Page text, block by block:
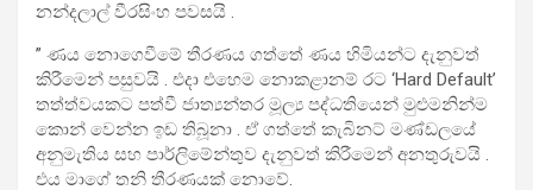
නන්දලාල් වීරසිංහ පවසයි .
” ණය නොගෙවීමේ තීරණය ගත්තේ ණය හිමියන්ට දැනුවත්
කිරීමෙන් පසුවයි . එදා එහෙම නොකළානම් රට ‘Hard Default’
තත්ත්වයකට පත්වී ජාත්‍යන්තර මූල්‍ය පද්ධතියෙන් මුළුමනින්ම
කොන් වෙන්න ඉඩ තිබූනා . ඒ ගත්තේ කැබිනට් මණ්ඩලයේ
අනුමැතිය සහ පාර්ලිමේන්තුව දැනුවත් කිරීමෙන් අනතුරුවයි .
එය මාගේ තනි තීරණයක් නොවේ.